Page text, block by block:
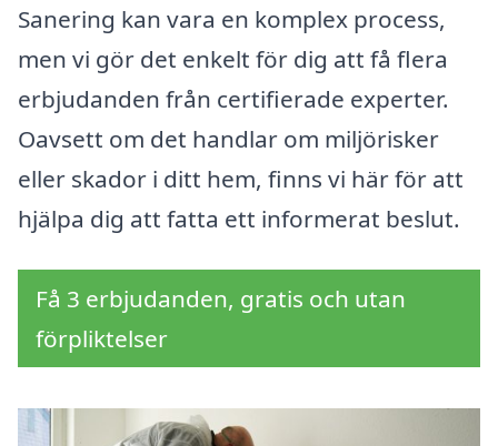
Sanering kan vara en komplex process,
men vi gör det enkelt för dig att få flera
erbjudanden från certifierade experter.
Oavsett om det handlar om miljörisker
eller skador i ditt hem, finns vi här för att
hjälpa dig att fatta ett informerat beslut.
Få 3 erbjudanden, gratis och utan
förpliktelser